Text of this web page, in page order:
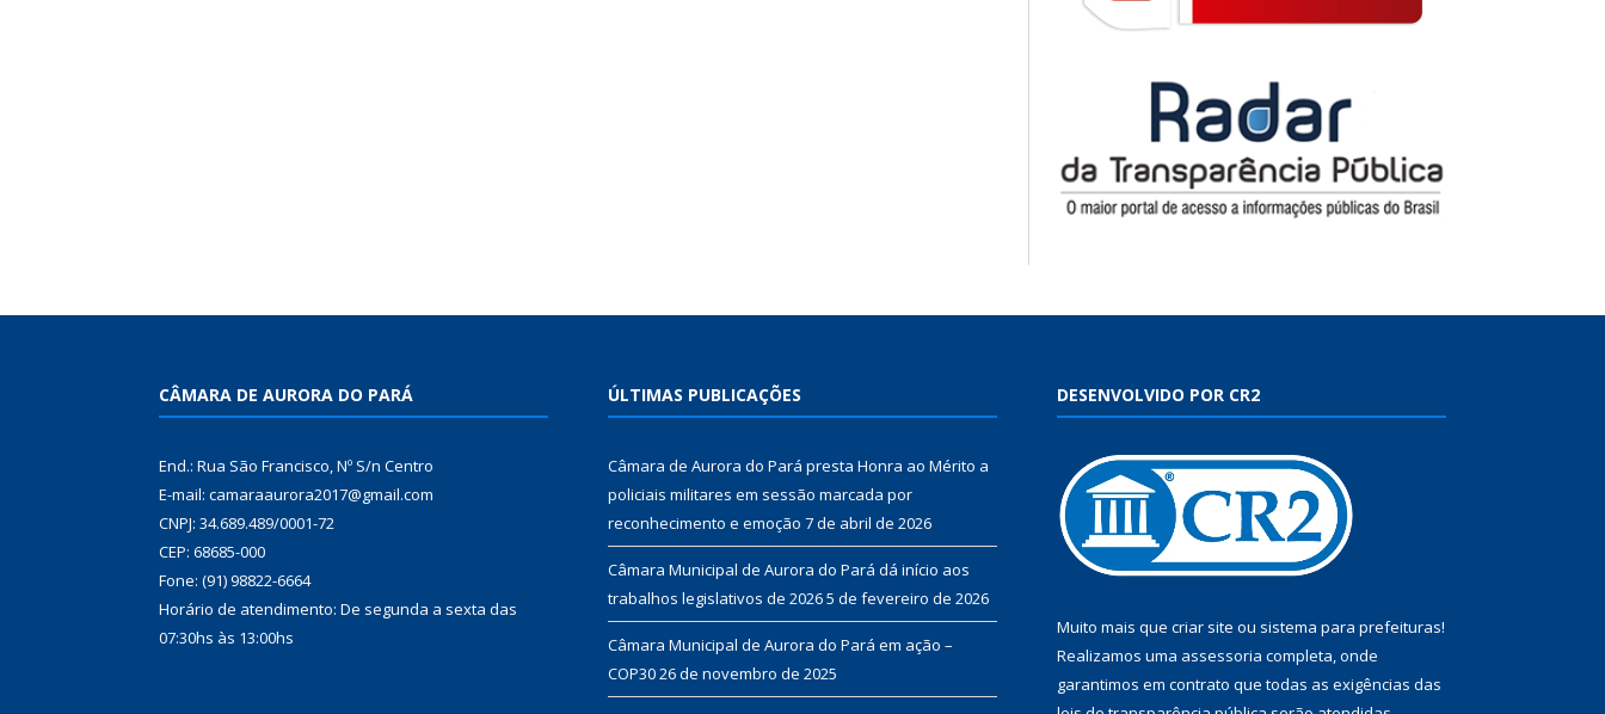
CÂMARA DE AURORA DO PARÁ
End.: Rua São Francisco, Nº S/n Centro
E-mail: camaraaurora2017@gmail.com
CNPJ: 34.689.489/0001-72
CEP: 68685-000
Fone: (91) 98822-6664
Horário de atendimento: De segunda a sexta das
07:30hs às 13:00hs
ÚLTIMAS PUBLICAÇÕES
Câmara de Aurora do Pará presta Honra ao Mérito a
policiais militares em sessão marcada por
reconhecimento e emoção 7 de abril de 2026
Câmara Municipal de Aurora do Pará dá início aos
trabalhos legislativos de 20265 de fevereiro de 2026
Câmara Municipal de Aurora do Pará em ação –
COP3026 de novembro de 2025
DESENVOLVIDO POR CR2
Muito mais que criar site ou sistema para prefeituras!
Realizamos uma assessoria completa, onde
garantimos em contrato que todas as exigências das